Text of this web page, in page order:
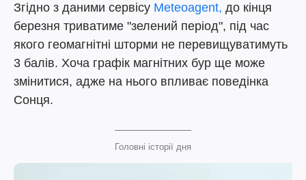
Згідно з даними сервісу Meteoagent, до кінця
березня триватиме "зелений період", під час
якого геомагнітні шторми не перевищуватимуть
3 балів. Хоча графік магнітних бур ще може
змінитися, адже на нього впливає поведінка
Сонця.
Головні історії дня